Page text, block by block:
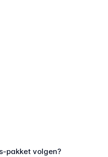
pakket volgen?